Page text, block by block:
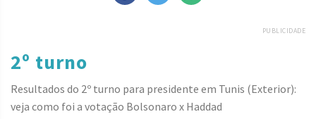
PUBLICIDADE
2º turno
Resultados do 2º turno para presidente em Tunis (Exterior):
veja como foi a votação Bolsonaro x Haddad